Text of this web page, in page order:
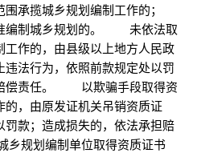
承揽城乡规划编制工作的；
编制城乡规划的。 未依法取
作的，由县级以上地方人民政
法行为，依照前款规定处以罚
偿责任。 以欺骗手段取得资
，由原发证机关吊销资质证
款；造成损失的，依法承担赔
划编制单位取得资质证书